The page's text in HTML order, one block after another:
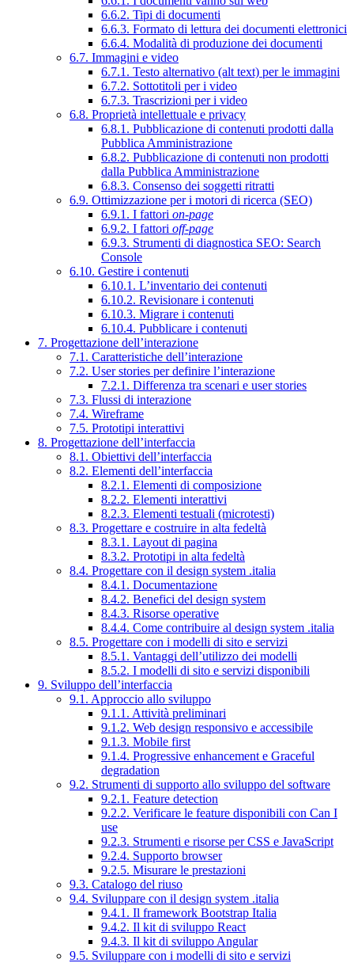
6.6.2. Tipi di documenti
6.6.3. Formato di lettura dei documenti elettronici
6.6.4. Modalità di produzione dei documenti
6.7. Immagini e video
6.7.1. Testo alternativo (alt text) per le immagini
6.7.2. Sottotitoli per i video
6.7.3. Trascrizioni per i video
6.8. Proprietà intellettuale e privacy
6.8.1. Pubblicazione di contenuti prodotti dalla
Pubblica Amministrazione
6.8.2. Pubblicazione di contenuti non prodotti
dalla Pubblica Amministrazione
6.8.3. Consenso dei soggetti ritratti
6.9. Ottimizzazione per i motori di ricerca (SEO)
6.9.1. I fattori on-page
6.9.2. I fattori off-page
6.9.3. Strumenti di diagnostica SEO: Search
Console
6.10. Gestire i contenuti
6.10.1. L’inventario dei contenuti
6.10.2. Revisionare i contenuti
6.10.3. Migrare i contenuti
6.10.4. Pubblicare i contenuti
7. Progettazione dell’interazione
7.1. Caratteristiche dell’interazione
7.2. User stories per definire l’interazione
7.2.1. Differenza tra scenari e user stories
7.3. Flussi di interazione
7.4. Wireframe
7.5. Prototipi interattivi
8. Progettazione dell’interfaccia
8.1. Obiettivi dell’interfaccia
8.2. Elementi dell’interfaccia
8.2.1. Elementi di composizione
8.2.2. Elementi interattivi
8.2.3. Elementi testuali (microtesti)
8.3. Progettare e costruire in alta fedeltà
8.3.1. Layout di pagina
8.3.2. Prototipi in alta fedeltà
8.4. Progettare con il design system .italia
8.4.1. Documentazione
8.4.2. Benefici del design system
8.4.3. Risorse operative
8.4.4. Come contribuire al design system .italia
8.5. Progettare con i modelli di sito e servizi
8.5.1. Vantaggi dell’utilizzo dei modelli
8.5.2. I modelli di sito e servizi disponibili
9. Sviluppo dell’interfaccia
9.1. Approccio allo sviluppo
9.1.1. Attività preliminari
9.1.2. Web design responsivo e accessibile
9.1.3. Mobile first
9.1.4. Progressive enhancement e Graceful
degradation
9.2. Strumenti di supporto allo sviluppo del software
9.2.1. Feature detection
9.2.2. Verificare le feature disponibili con Can I
use
9.2.3. Strumenti e risorse per CSS e JavaScript
9.2.4. Supporto browser
9.2.5. Misurare le prestazioni
9.3. Catalogo del riuso
9.4. Sviluppare con il design system .italia
9.4.1. Il framework Bootstrap Italia
9.4.2. Il kit di sviluppo React
9.4.3. Il kit di sviluppo Angular
9.5. Sviluppare con i modelli di sito e servizi